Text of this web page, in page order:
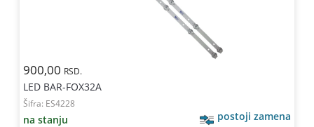
900,00 RSD.
LED BAR-FOX32A
Šifra: ES4228
na stanju postoji zamena